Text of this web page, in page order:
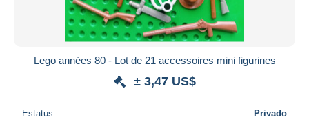
Lego années 80 - Lot de 21 accessoires mini figurines
± 3,47 US$
Estatus Privado